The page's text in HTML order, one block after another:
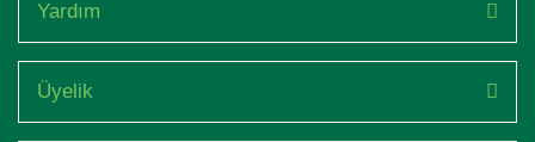
Yardım
Üyelik